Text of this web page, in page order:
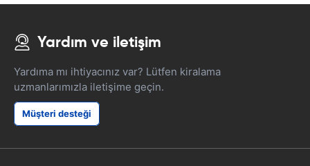
Yardım ve iletişim
Yardıma mı ihtiyacınız var? Lütfen kiralama
uzmanlarımızla iletişime geçin.
Müşteri desteği